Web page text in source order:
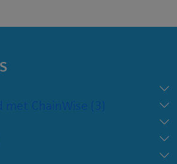
ChainWise (3)